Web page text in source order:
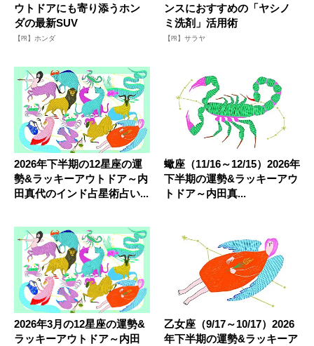
ウトドアにも寄り添うホン
ダの最新SUV
【PR】ホンダ
ンスにおすすめの「ヤシノ
ミ洗剤」活用術
【PR】サラヤ
2026年下半期の12星座の運
勢&ラッキーアウトドア～内
田真代のインド占星術占い...
蠍座（11/16～12/15）2026年
下半期の運勢&ラッキーアウ
トドア～内田真...
2026年3月の12星座の運勢&
ラッキーアウトドア～内田
乙女座（9/17～10/17）2026
年下半期の運勢&ラッキーア